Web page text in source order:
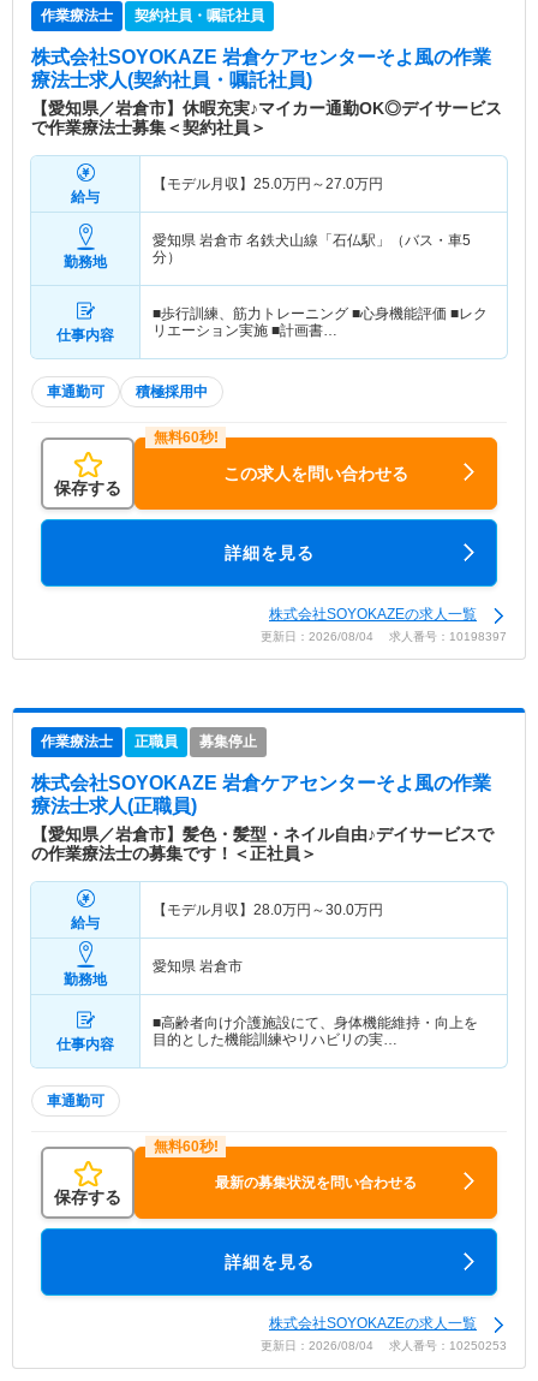
作業療法士 契約社員・嘱託社員
株式会社SOYOKAZE 岩倉ケアセンターそよ風の作業
療法士求人(契約社員・嘱託社員)
【愛知県／岩倉市】休暇充実♪マイカー通勤OK◎デイサービス
で作業療法士募集＜契約社員＞
給与
【モデル月収】 25.0万円～27.0万円
勤務地
愛知県 岩倉市 名鉄犬山線「石仏駅」（バス・車5
分）
仕事内容
■歩行訓練、筋力トレーニング ■心身機能評価 ■レク
リエーション実施 ■計画書…
車通勤可 積極採用中
保存する
この求人を問い合わせる
詳細を見る
株式会社SOYOKAZEの求人一覧
更新日：2026/08/04 求人番号：10198397
作業療法士 正職員 募集停止
株式会社SOYOKAZE 岩倉ケアセンターそよ風の作業
療法士求人(正職員)
【愛知県／岩倉市】髪色・髪型・ネイル自由♪デイサービスで
の作業療法士の募集です！＜正社員＞
給与
【モデル月収】 28.0万円～30.0万円
勤務地
愛知県 岩倉市
仕事内容
■高齢者向け介護施設にて、身体機能維持・向上を
目的とした機能訓練やリハビリの実…
車通勤可
保存する
最新の募集状況を問い合わせる
詳細を見る
株式会社SOYOKAZEの求人一覧
更新日：2026/08/04 求人番号：10250253